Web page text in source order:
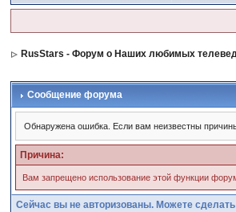
RusStars - Форум о Наших любимых
Сообщение форума
Обнаружена ошибка. Если вам неизвестны
Причина:
Вам запрещено использование этой функции
Сейчас вы не авторизованы. Можете